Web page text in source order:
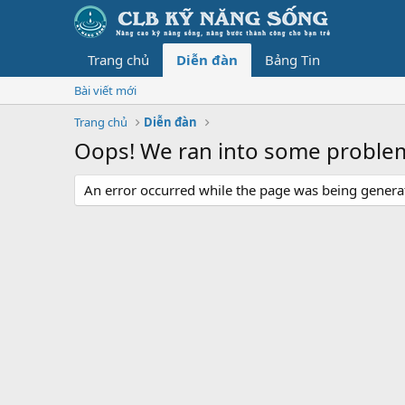
Trang chủ Diễn đàn Bảng Tin
Bài viết mới
Trang chủ
Diễn đàn
Oops! We ran into some
An error occurred while the page was being